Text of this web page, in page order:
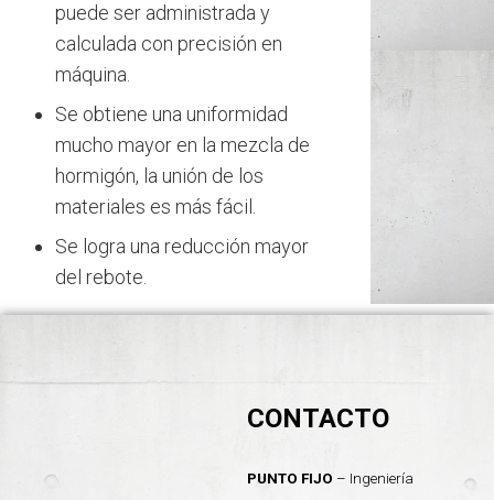
puede ser administrada y
calculada con precisión en
máquina.
Se obtiene una uniformidad
mucho mayor en la mezcla de
hormigón, la unión de los
materiales es más fácil.
Se logra una reducción mayor
del rebote.
CONTACTO
PUNTO FIJO – Ingeniería